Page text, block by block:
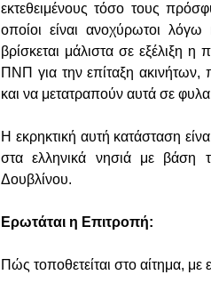
εκτεθειμένους τόσο τους
οποίοι είναι ανοχύρωτοι
βρίσκεται μάλιστα σε εξέλιξη
ΠΝΠ για την επίταξη ακινήτων,
και να μετατραπούν αυτά σε
Η εκρηκτική αυτή κατάσταση
στα ελληνικά νησιά με βάση
Δουβλίνου.
Ερωτάται η Επιτροπή:
Πώς τοποθετείται στο αίτημα,